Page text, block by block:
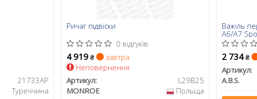
21733AP
Туреччина
Ричаг підвіски
0 відгуків
4 919 ₴
завтра
Неповернення
Артикул:
L29B25
MONROE
Польща
Важіль
A6/A7
2 734₴
Артикул:
A.B.S.